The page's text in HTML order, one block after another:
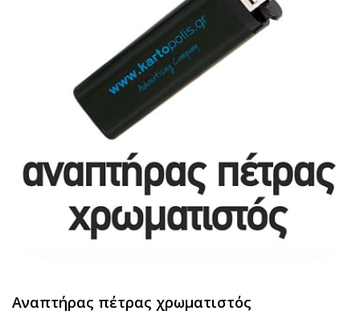
Αναπτήρας πέτρας χρωματιστός